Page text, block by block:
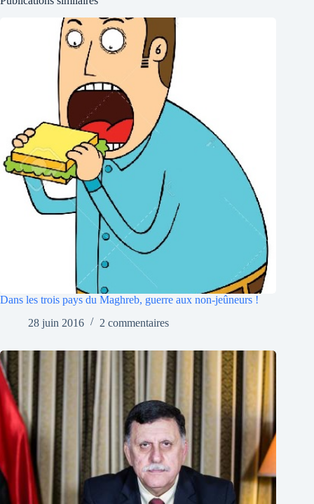
Dans les trois pays du Maghreb, guerre aux non-jeûneurs !
28 juin 2016
2 commentaires